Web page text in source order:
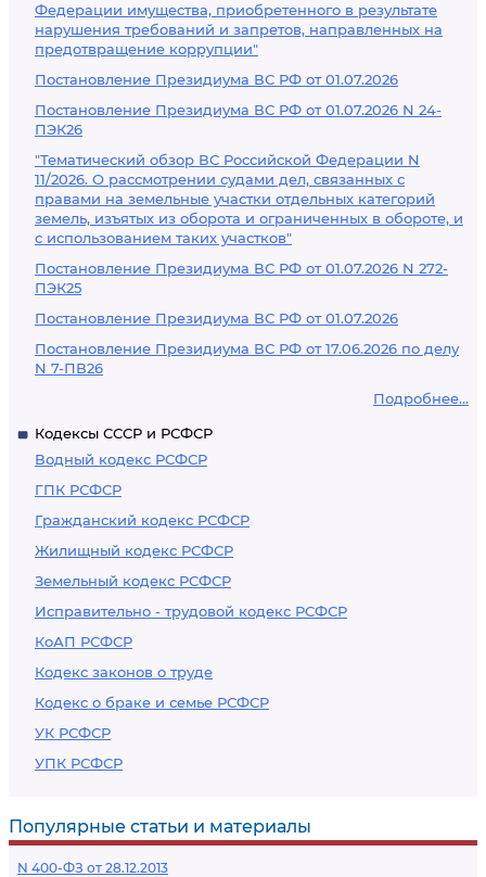
Федерации имущества, приобретенного в результате
нарушения требований и запретов, направленных на
предотвращение коррупции"
Постановление Президиума ВС РФ от 01.07.2026
Постановление Президиума ВС РФ от 01.07.2026 N 24-
ПЭК26
"Тематический обзор ВС Российской Федерации N
11/2026. О рассмотрении судами дел, связанных с
правами на земельные участки отдельных категорий
земель, изъятых из оборота и ограниченных в обороте, и
с использованием таких участков"
Постановление Президиума ВС РФ от 01.07.2026 N 272-
ПЭК25
Постановление Президиума ВС РФ от 01.07.2026
Постановление Президиума ВС РФ от 17.06.2026 по делу
N 7-ПВ26
Подробнее...
Кодексы СССР и РСФСР
Водный кодекс РСФСР
ГПК РСФСР
Гражданский кодекс РСФСР
Жилищный кодекс РСФСР
Земельный кодекс РСФСР
Исправительно - трудовой кодекс РСФСР
КоАП РСФСР
Кодекс законов о труде
Кодекс о браке и семье РСФСР
УК РСФСР
УПК РСФСР
Популярные статьи и материалы
N 400-ФЗ от 28.12.2013